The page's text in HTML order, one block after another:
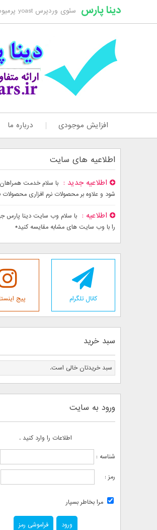
دینا پارس سئوی وردپرس yoast پرمیوم ها
افزایش موجودی درباره ما
اطلاعیه های سایت
اطلاعیه جدید
شود و علاوه بر محصولات نرم افزاری
اطلاعیه
را با وب سایت های مشابه مقایسه کنید*
کانال تلگرام پیج
سبد خرید
سبد خریدتان خالی است.
ورود به سایت
اطلاعات را وارد کنید .
شناسه :
رمز :
مرا بخاطر بسپار
فراموشی رمز